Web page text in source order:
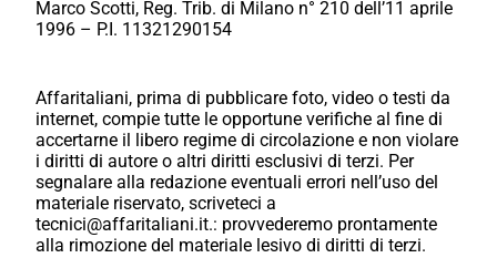
Marco Scotti, Reg. Trib. di Milano n° 210 dell’11 aprile
1996 – P.I. 11321290154
Affaritaliani, prima di pubblicare foto, video o testi da
internet, compie tutte le opportune verifiche al fine di
accertarne il libero regime di circolazione e non violare
i diritti di autore o altri diritti esclusivi di terzi. Per
segnalare alla redazione eventuali errori nell’uso del
materiale riservato, scriveteci a
tecnici@affaritaliani.it.: provvederemo prontamente
alla rimozione del materiale lesivo di diritti di terzi.